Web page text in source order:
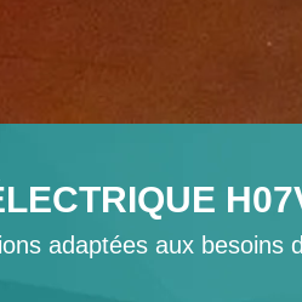
adaptées aux besoins